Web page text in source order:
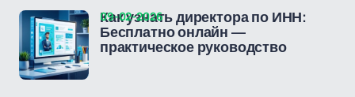
Как узнать директора по ИНН:
Бесплатно онлайн —
практическое руководство
09-02-2026